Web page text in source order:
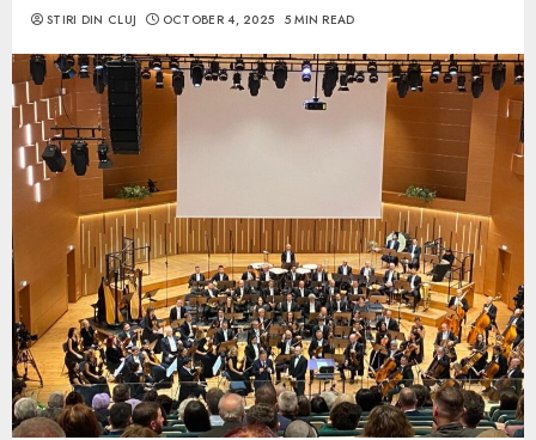
STIRI DIN CLUJ OCTOBER 4, 2025 5 MIN READ